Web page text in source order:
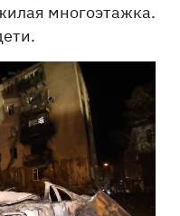
многоэтажка.